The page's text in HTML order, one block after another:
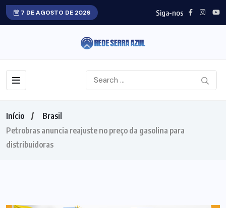
7 DE AGOSTO DE 2026 Siga-nos
Início
Brasil
Petrobras anuncia reajuste no preço da gasolina para
distribuidoras